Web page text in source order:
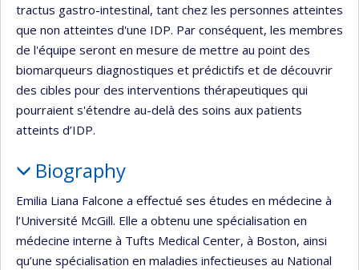
tractus gastro-intestinal, tant chez les personnes atteintes
que non atteintes d'une IDP. Par conséquent, les membres
de l'équipe seront en mesure de mettre au point des
biomarqueurs diagnostiques et prédictifs et de découvrir
des cibles pour des interventions thérapeutiques qui
pourraient s'étendre au-delà des soins aux patients
atteints d’IDP.
Biography
Emilia Liana Falcone a effectué ses études en médecine à
l’Université McGill. Elle a obtenu une spécialisation en
médecine interne à Tufts Medical Center, à Boston, ainsi
qu’une spécialisation en maladies infectieuses au National